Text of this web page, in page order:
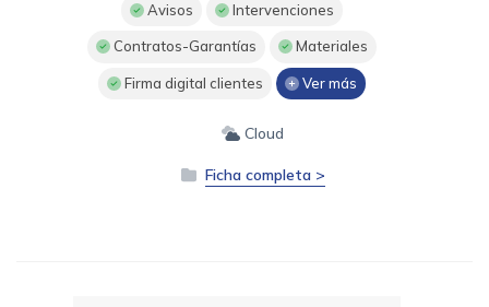
Avisos Intervenciones
Contratos-Garantías Materiales
Firma digital clientes Ver más
Cloud
Ficha completa >